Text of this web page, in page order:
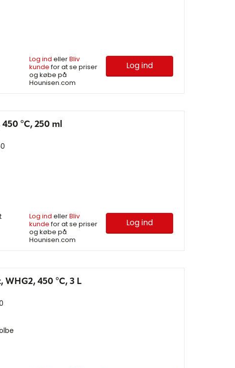
Log ind ellerBliv
kundefor at se priser
og købe på
Hounisen.com
Log ind
°C, 250 ml
Log ind ellerBliv
kundefor at se priser
og købe på
Hounisen.com
Log ind
450 °C, 3 L